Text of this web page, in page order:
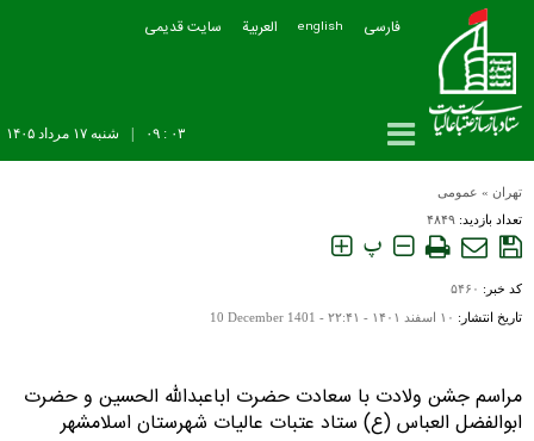
فارسی english العربیة سایت قدیمی
شنبه ۱۷ مرداد ۱۴۰۵ ۰۳ : ۰۹
تهران » عمومی
تعداد بازدید: ۴۸۴۹
پ
کد خبر: ۵۴۶۰
تاریخ انتشار: ۱۰ اسفند ۱۴۰۱ - ۲۲:۴۱ - 10 December 1401
مراسم جشن ولادت با سعادت حضرت اباعبدالله الحسین و حضرت
ابوالفضل العباس (ع) ستاد عتبات عالیات شهرستان اسلامشهر